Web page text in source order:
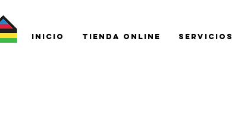
Inicio Tienda Online SERVICIOS